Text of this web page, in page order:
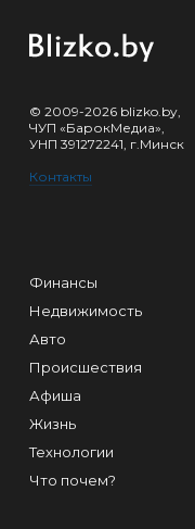
© 2009-2026 blizko.by,
ЧУП «БарокМедиа»,
УНП 391272241, г.Минск
Контакты
Финансы
Недвижимость
Авто
Происшествия
Афиша
Жизнь
Технологии
Что почем?